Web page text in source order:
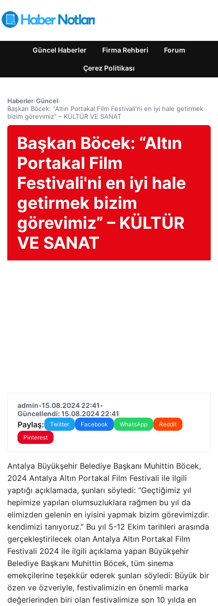
Güncel Haberler Firma Rehberi Forum
Çerez Politikası
Haberler›Güncel›
Başkan Böcek: “Altın Portakal Film Festivali'ni en iyi hale getirmek
bizim görevimiz” – KÜLTÜR VE SANAT
Başkan Böcek: “Altın
Portakal Film
Festivali'ni en iyi hale
getirmek bizim
görevimiz” – KÜLTÜR
VE SANAT
admin•15.08.2024 22:41•
Güncellendi: 15.08.2024 22:41
Paylaş: Twitter Facebook WhatsApp
Reddit
Pinterest
Antalya Büyükşehir Belediye Başkanı Muhittin Böcek,
2024 Antalya Altın Portakal Film Festivali ile ilgili
yaptığı açıklamada, şunları söyledi: “Geçtiğimiz yıl
hepimize yapılan olumsuzluklara rağmen bu yıl da
elimizden gelenin en iyisini yapmak bizim görevimizdir.
kendimizi tanıyoruz.” Bu yıl 5-12 Ekim tarihleri ​​arasında
gerçekleştirilecek olan Antalya Altın Portakal Film
Festivali 2024 ile ilgili açıklama yapan Büyükşehir
Belediye Başkanı Muhittin Böcek, tüm sinema
emekçilerine teşekkür ederek şunları söyledi: Büyük bir
özen ve özveriyle, festivalimizin en önemli marka
değerlerinden biri olan festivalimize son 10 yılda en